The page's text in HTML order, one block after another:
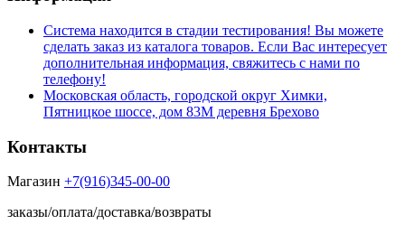
Система находится в стадии тестирования! Вы можете
сделать заказ из каталога товаров. Если Вас интересует
дополнительная информация, свяжитесь с нами по
телефону!
Московская область, городской округ Химки,
Пятницкое шоссе, дом 83М деревня Брехово
Контакты
Магазин +7(916)345-00-00
заказы/оплата/доставка/возвраты